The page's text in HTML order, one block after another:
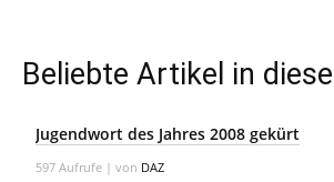
Beliebte Artikel in
Jugendwort des Jahres 2008 gekürt
597 Aufrufe | von DAZ